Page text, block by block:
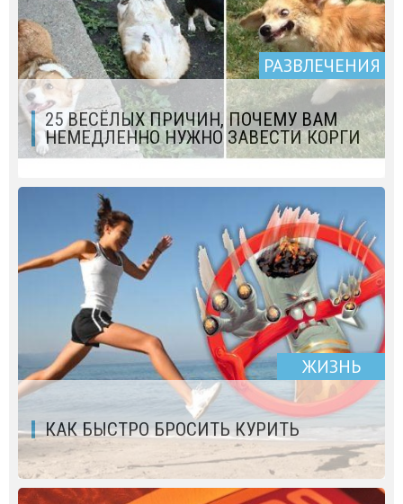
РАЗВЛЕЧЕНИЯ
25 ВЕСЁЛЫХ ПРИЧИН, ПОЧЕМУ ВАМ
НЕМЕДЛЕННО НУЖНО ЗАВЕСТИ КОРГИ
ЖИЗНЬ
КАК БЫСТРО БРОСИТЬ КУРИТЬ